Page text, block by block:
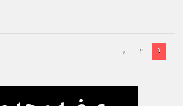
۱ ۲ »